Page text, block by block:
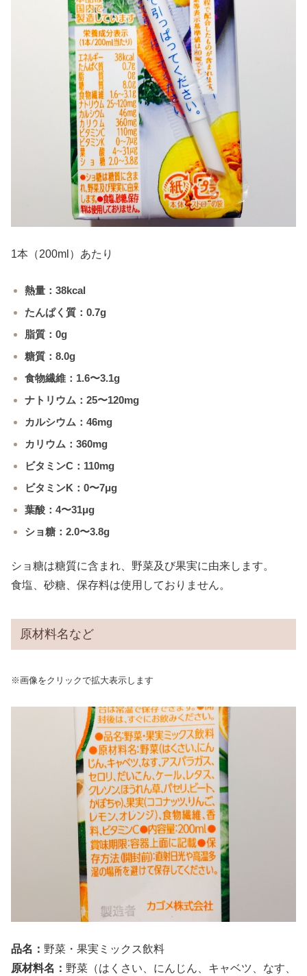
1本（200ml）あたり
熱量：38kcal
たんぱく質：0.7g
脂質：0g
糖質：8.0g
食物繊維：1.6〜3.1g
ナトリウム：25〜120mg
カルシウム：46mg
カリウム：360mg
ビタミンC：110mg
ビタミンK：0〜7μg
葉酸：4〜31μg
ショ糖：2.0〜3.8g
ショ糖は糖質に含まれ、野菜及び果実に由来します。
食塩、砂糖、保存料は使用しておりません。
原材料名など
※画像をクリックで拡大表示します
品名： 野菜・果実ミックス飲料
原材料名： 野菜（はくさい、にんじん、キャベツ、なす、